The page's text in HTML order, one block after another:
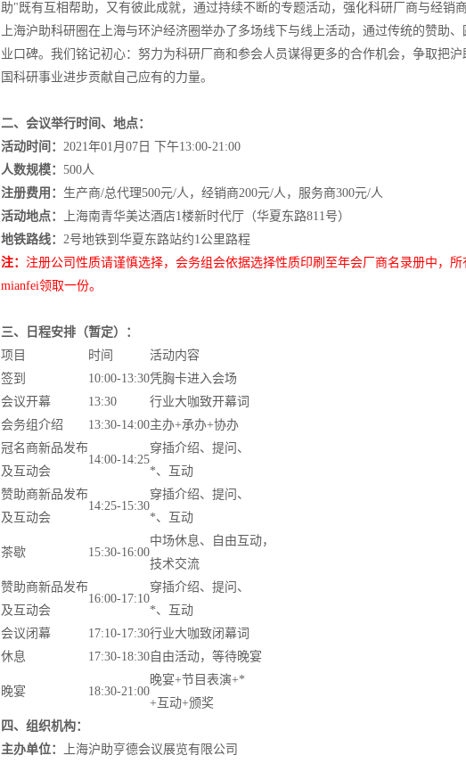
助"既有互相帮助，又有彼此成就，通过持续不断的专题活动，强化科研厂商与经销
上海沪助科研圈在上海与环沪经济圈举办了多场线下与线上活动，通过传统的赞助
业口碑。我们铭记初心：努力为科研厂商和参会人员谋得更多的合作机会，争取把
国科研事业进步贡献自己应有的力量。
二、会议举行时间、地点：
活动时间： 2021年01月07日 下午13:00-21:00
人数规模： 500人
注册费用： 生产商/总代理500元/人，经销商200元/人，服务商300元/人
活动地点：
上海南青华美达酒店1楼新时代厅（华夏东路811号）
地铁路线： 2号地铁到华夏东路站约1公里路程
注： 注册公司性质请谨慎选择，会务组会依据选择性质印刷至年会厂商名录册中，
mianfei领取一份。
三、日程安排（暂定）：
项目
时间
活动内容
签到
10:00-13:30凭胸卡进入会场
会议开幕
13:30
行业大咖致开幕词
会务组介绍
13:30-14:00主办+承办+协办
冠名商新品发布
及互动会
14:00-14:25
穿插介绍、提问、
*、互动
赞助商新品发布
及互动会
14:25-15:30
穿插介绍、提问、
*、互动
茶歇 15:30-16:00
中场休息、自由互动，
技术交流
赞助商新品发布
及互动会
16:00-17:10
穿插介绍、提问、
*、互动
会议闭幕
17:10-17:30行业大咖致闭幕词
休息
17:30-18:30 自由活动，等待晚宴
晚宴 18:30-21:00
晚宴+节目表演+*
+互动+颁奖
四、组织机构：
主办单位：
上海沪助亨德会议展览有限公司